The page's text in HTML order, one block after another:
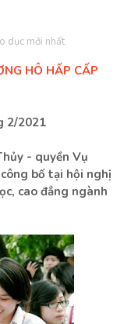
dục mới nhất
HÔ HẤP CẤP
2/2021
- quyền Vụ
bố tại hội nghị
cao đẳng ngành